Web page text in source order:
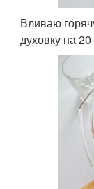
Вливаю
духовку на